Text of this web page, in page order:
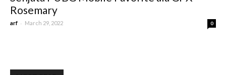
Rosemary
arf - March 29, 2022 0